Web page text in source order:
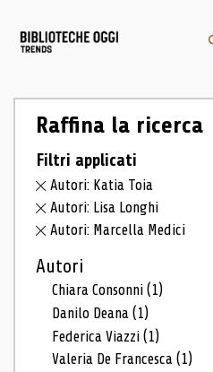
Raffina la ricerca
Filtri applicati
Autori: Katia Toia
Autori: Lisa Longhi
Autori: Marcella Medici
Autori
Chiara Consonni(1)
Danilo Deana(1)
Federica Viazzi(1)
Valeria De Francesca(1)